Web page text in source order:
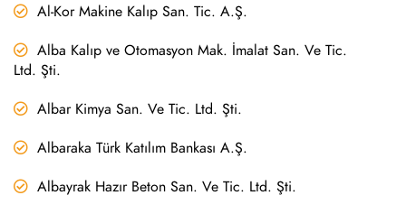
Al-Kor Makine Kalıp San. Tic. A.Ş.
Alba Kalıp ve Otomasyon Mak. İmalat San. Ve Tic.
Ltd. Şti.
Albar Kimya San. Ve Tic. Ltd. Şti.
Albaraka Türk Katılım Bankası A.Ş.
Albayrak Hazır Beton San. Ve Tic. Ltd. Şti.